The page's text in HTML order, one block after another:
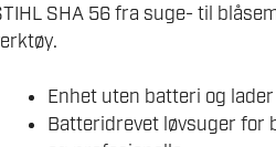
SHA 56 fra suge- til
Enhet uten batteri og lader
Batteridrevet løvsuger